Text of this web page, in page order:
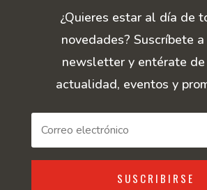
¿Quieres estar al día de
novedades? Suscríbete
newsletter y entérate
actualidad, eventos y
SUSCRIBIRSE